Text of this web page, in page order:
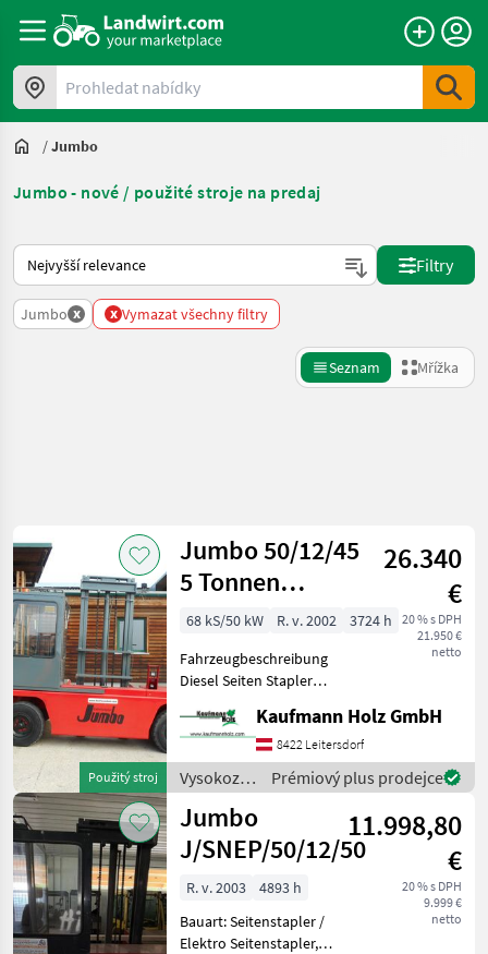
Prohledat nabídky
/Jumbo
Jumbo - nové / použité stroje na predaj
Takto se řadí nabídky na Landwirt.com
Filtry
Jumbo x x Vymazat všechny filtry
Seznam Mřížka
Kategorie 1 Země Filtry
AKTUÁLNÍ
CESTA
Jumbo
VYBRAT
KATEGORII
poľnohospodárska technika
MARKETPLACE
Marketplace
Nabídky
prodejců
Inzeráty
Obnovit
Zobrazit
11
výsledků
Použitý stroj
Jumbo 50/12/45
5 Tonnen
Hubkraft - 4,5
Meter Hubhöhe
26.340
€
20 % s DPH
21.950 €
netto
68 kS/50 kW R. v. 2002
3724 h
Fahrzeugbeschreibung
Diesel Seiten Stapler
Zähler 3.724 Stunden 5
Tonnen Hubkraft 4, 5 Meter
Hubhöhe 1, 2 Meter
Gabellänge
Kaufmann Holz GmbH
8422 Leitersdorf
Vysokozdvižné
vozíky a
skladová
technika /
Jumbo
Prémiový plus prodejce
Jumbo
J/SNEP/50/12/50
11.998,80
€
20 % s DPH
9.999 €
netto
R. v. 2003
4893 h
Bauart: Seitenstapler /
Elektro Seitenstapler,